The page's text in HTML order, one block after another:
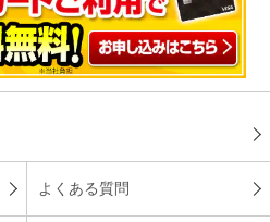
けて家中のホコリを吸いまくって
（大分県50代A.K様）
よくある質問